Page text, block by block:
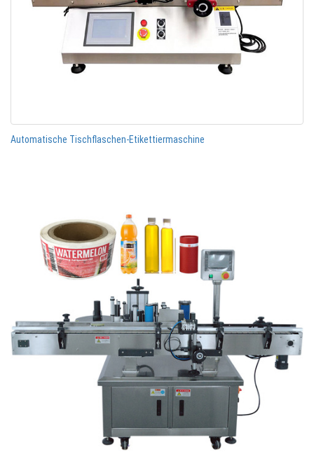
Automatische Tischflaschen-Etikettiermaschine